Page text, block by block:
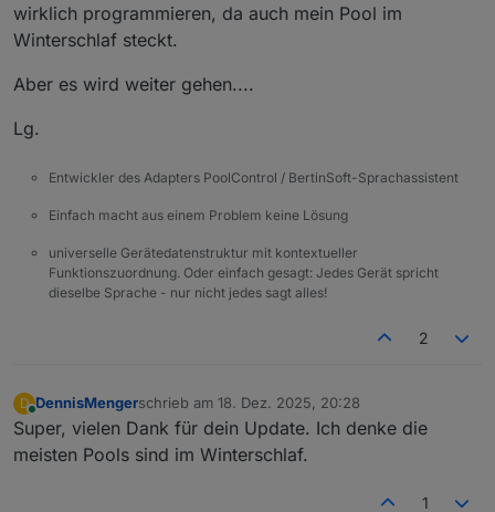
wirklich programmieren, da auch mein Pool im
Winterschlaf steckt.
Aber es wird weiter gehen....
Lg.
Entwickler des Adapters PoolControl / BertinSoft-Sprachassistent
Einfach macht aus einem Problem keine Lösung
universelle Gerätedatenstruktur mit kontextueller
Funktionszuordnung. Oder einfach gesagt: Jedes Gerät spricht
dieselbe Sprache - nur nicht jedes sagt alles!
2
D DennisMengerschrieb am 18. Dez. 2025, 20:28
zuletzt editiert von
Super, vielen Dank für dein Update. Ich denke die
meisten Pools sind im Winterschlaf.
1